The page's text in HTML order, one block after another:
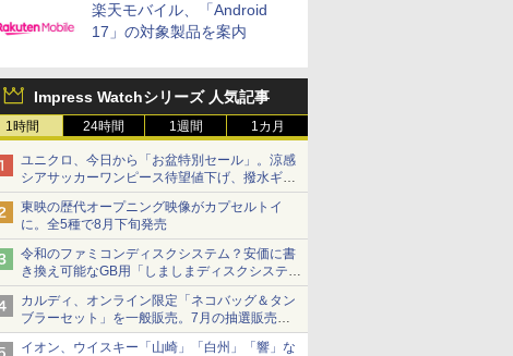
楽天モバイル、「Android
17」の対象製品を案内
Impress Watchシリーズ 人気記事
1時間 24時間 1週間 1カ月
ユニクロ、今日から「お盆特別セール」。涼感
シアサッカーワンピース待望値下げ、撥水ギア
ショーツは1990円に
東映の歴代オープニング映像がカプセルトイ
に。全5種で8月下旬発売
令和のファミコンディスクシステム？安価に書
き換え可能なGB用「しましまディスクシステ
ム」
カルディ、オンライン限定「ネコバッグ＆タン
ブラーセット」を一般販売。7月の抽選販売の
当選無効分
イオン、ウイスキー「山崎」「白州」「響」な